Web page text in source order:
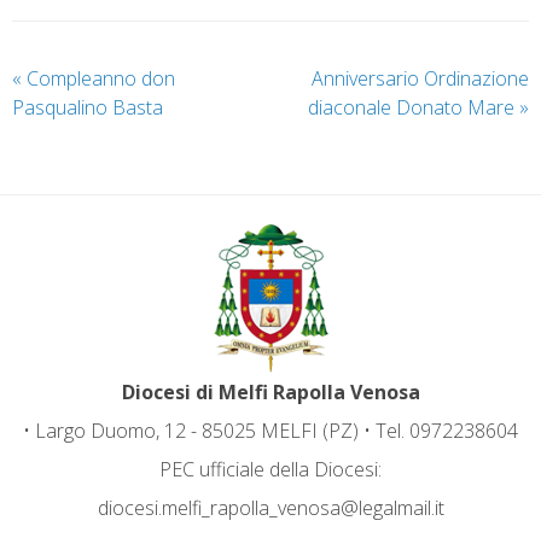
« Compleanno don
Pasqualino Basta
Anniversario Ordinazione
diaconale Donato Mare »
Diocesi di Melfi Rapolla Venosa
• Largo Duomo, 12 - 85025 MELFI (PZ) • Tel. 0972238604
PEC ufficiale della Diocesi:
diocesi.melfi_rapolla_venosa@legalmail.it